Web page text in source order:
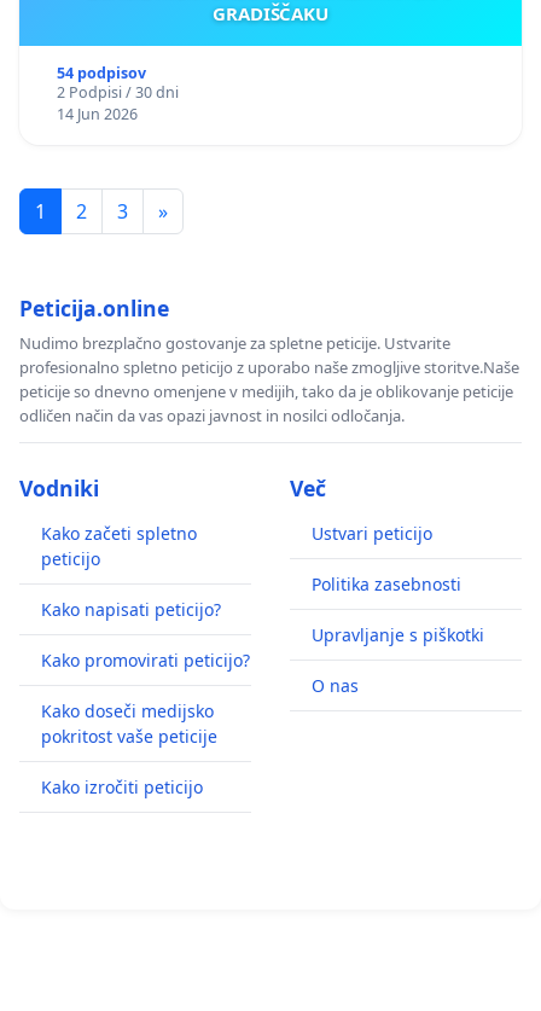
GRADIŠČAKU
54 podpisov
2 Podpisi / 30 dni
14 Jun 2026
1 2 3 »
Peticija.online
Nudimo brezplačno gostovanje za spletne peticije. Ustvarite
profesionalno spletno peticijo z uporabo naše zmogljive storitve.Naše
peticije so dnevno omenjene v medijih, tako da je oblikovanje peticije
odličen način da vas opazi javnost in nosilci odločanja.
Vodniki
Kako začeti spletno
peticijo
Kako napisati peticijo?
Kako promovirati peticijo?
Kako doseči medijsko
pokritost vaše peticije
Kako izročiti peticijo
Več
Ustvari peticijo
Politika zasebnosti
Upravljanje s piškotki
O nas